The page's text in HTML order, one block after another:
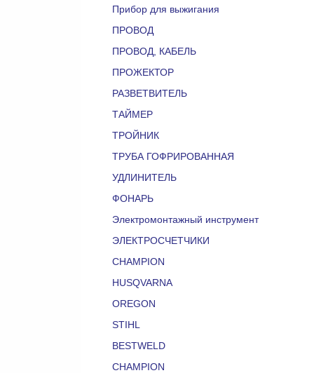
Прибор для выжигания
ПРОВОД
ПРОВОД, КАБЕЛЬ
ПРОЖЕКТОР
РАЗВЕТВИТЕЛЬ
ТАЙМЕР
ТРОЙНИК
ТРУБА ГОФРИРОВАННАЯ
УДЛИНИТЕЛЬ
ФОНАРЬ
Электромонтажный инструмент
ЭЛЕКТРОСЧЕТЧИКИ
CHAMPION
HUSQVARNA
OREGON
STIHL
BESTWELD
CHAMPION